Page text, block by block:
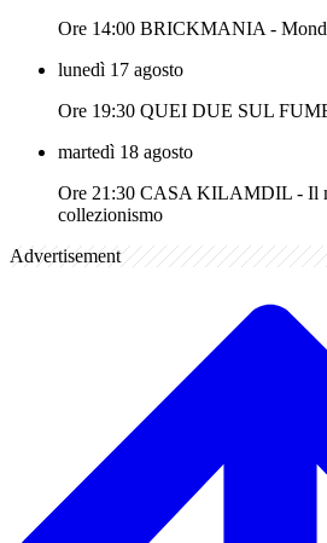
Ore 14:00 BRICKMANIA -
lunedì 17 agosto
Ore 19:30 QUEI DUE SUL
martedì 18 agosto
Ore 21:30 CASA KILAMDIL - Il
collezionismo
Advertisement